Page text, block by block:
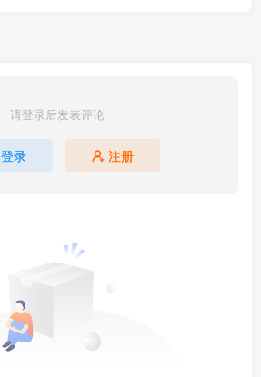
请登录后发表评论
登录 注册